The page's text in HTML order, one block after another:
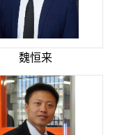
魏恒来